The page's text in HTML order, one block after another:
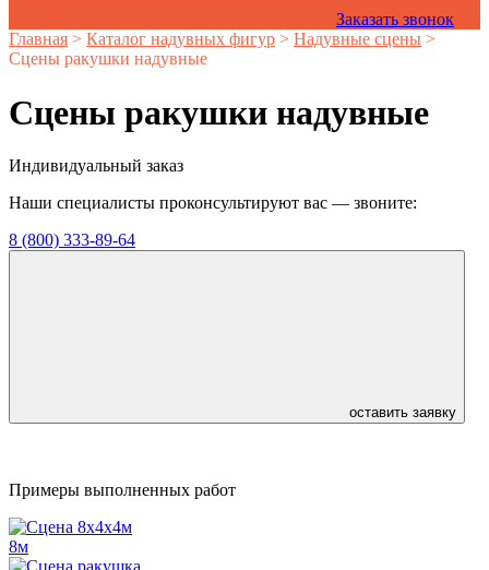
Заказать звонок
Перейти
к
Главная > Каталог надувных фигур > Надувные сцены >
Сцены ракушки надувные
Сцены ракушки надувные
Индивидуальный заказ
Наши специалисты проконсультируют вас — звоните:
8 (800) 333-89-64
оставить заявку
Примеры выполненных работ
8м